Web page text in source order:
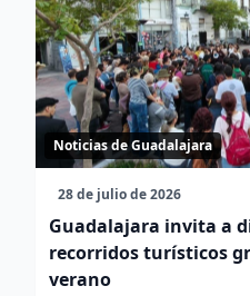
Noticias de Guadalajara
28 de julio de 2026
Guadalajara invita a
recorridos turísticos
verano